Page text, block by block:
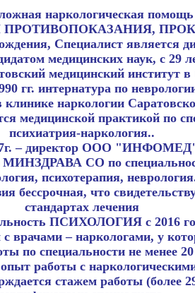
наркологическая помощь
ПРОТИВОПОКАЗАНИЯ,
Специалист
медицинских наук, с 29
медицинский институт в
гг. интернатура по
клинике наркологии
медицинской практикой по
психиатрия-наркология..
– директор ООО
МИНЗДРАВА СО по
психотерапия,
бессрочная, что
стандартах лечения
ПСИХОЛОГИЯ с 2016
с врачами – наркологами, у
по специальности не менее 20
работы с
стажем работы (более